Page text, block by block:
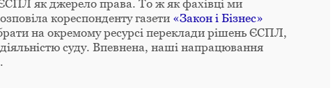
як джерело права. То ж як фахівці ми
кореспонденту газети «Закон і Бізнес»
на окремому ресурсі переклади рішень ЄСПЛ,
діяльністю суду. Впевнена, наші напрацювання